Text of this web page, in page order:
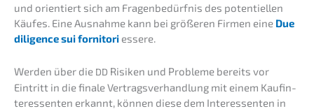
und orien­tiert sich am Fragen­be­dürf­nis des poten­ti­el­len
Käufes. Eine Ausnah­me kann bei größe­ren Firmen eine Due
diligence sui forni­to­ri essere.
Werden über die DD Risiken und Proble­me bereits vor
Eintritt in die finale Vertrags­ver­hand­lung mit einem Kaufin­
ter­es­sen­ten erkannt, können diese dem Inter­es­sen­ten in